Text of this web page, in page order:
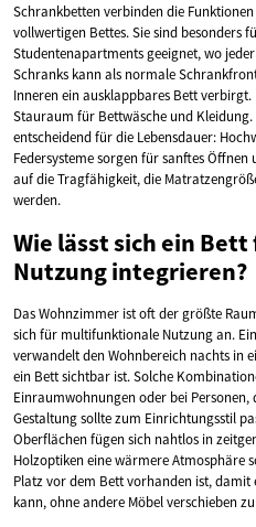
Schrankbetten verbinden die
vollwertigen Bettes. Sie sind besonders
Studentenapartments geeignet, wo
Schranks kann als normale
Inneren ein ausklappbares Bett
Stauraum für Bettwäsche und
entscheidend für die Lebensdauer:
Federsysteme sorgen für sanftes
auf die Tragfähigkeit, die
werden.
Wie lässt sich ein
Nutzung integrieren?
Das Wohnzimmer ist oft der größte
sich für multifunktionale Nutzung an.
verwandelt den Wohnbereich nachts in
ein Bett sichtbar ist. Solche
Einraumwohnungen oder bei Personen,
Gestaltung sollte zum Einrichtungsstil
Oberflächen fügen sich nahtlos in
Holzoptiken eine wärmere Atmosphäre
Platz vor dem Bett vorhanden ist,
kann, ohne andere Möbel verschieben